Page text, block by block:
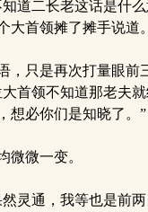
道二长老这话是什
大首领摊了摊手说道。
，只是再次打量眼前
首领不知道那老夫
想必你们是知晓了。”
微一变。
灵通，我等也是前